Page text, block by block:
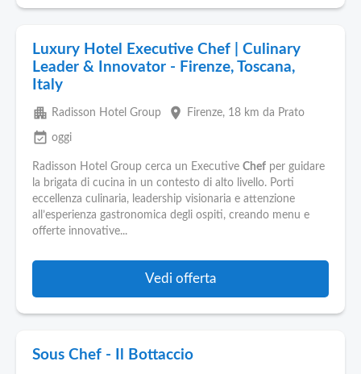
Luxury Hotel Executive Chef | Culinary
Leader & Innovator - Firenze, Toscana,
Italy
apartment Radisson Hotel Group place Firenze, 18 km da Prato
event_available oggi
Radisson Hotel Group cerca un Executive Chef per guidare
la brigata di cucina in un contesto di alto livello. Porti
eccellenza culinaria, leadership visionaria e attenzione
all’esperienza gastronomica degli ospiti, creando menu e
offerte innovative...
Vedi offerta
Sous Chef - Il Bottaccio